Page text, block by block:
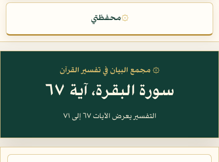
۞محفظتي
۞ مجمع البيان في تفسير القرآن
سورة البقرة، آية ٦٧
التفسير يعرض الآيات ٦٧ إلى ٧١